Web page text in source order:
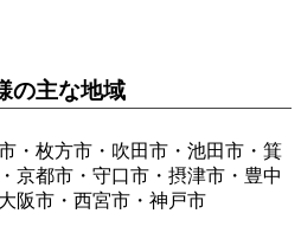
の主な地域
・枚方市・吹田市・池田市・箕
京都市・守口市・摂津市・豊中
阪市・西宮市・神戸市